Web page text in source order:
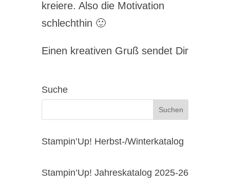
kreiere. Also die Motivation
schlechthin 🙂
Einen kreativen Gruß sendet Dir
Suche
Stampin’Up! Herbst-/Winterkatalog
Stampin’Up! Jahreskatalog 2025-26